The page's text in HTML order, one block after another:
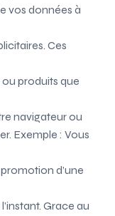
vos données à
Ces
produits que
navigateur ou
Exemple : Vous
d’une
Grace au